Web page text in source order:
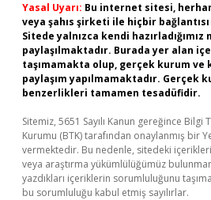
Yasal Uyarı: Bu internet sitesi,
veya şahıs şirketi ile hiçbir
Sitede yalnızca kendi
paylaşılmaktadır. Burada yer alan
taşımamakta olup, gerçek kurum ve
paylaşım yapılmamaktadır. Gerçek
benzerlikleri tamamen tesadüfidir.
Sitemiz, 5651 Sayılı Kanun gereğince
Kurumu (BTK) tarafından onaylanmış bir
vermektedir. Bu nedenle, sitedeki
veya araştırma yükümlülüğümüz
yazdıkları içeriklerin sorumluluğunu
bu sorumluluğu kabul etmiş sayılırlar.